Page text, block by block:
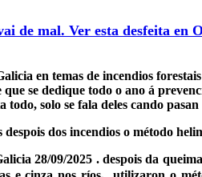
de mal. Ver esta desfeita en
en temas de incendios
se dedique todo o ano á
todo, solo se fala deles cando
despois dos incendios o método
28/09/2025 . despois da